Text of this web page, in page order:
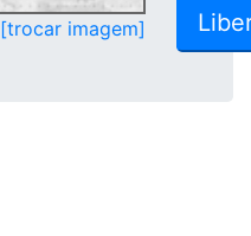
[trocar imagem]